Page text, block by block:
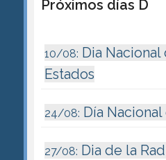
Próximos días D
10/08: Dia
Estados
24/08: Día
27/08: Dia de la